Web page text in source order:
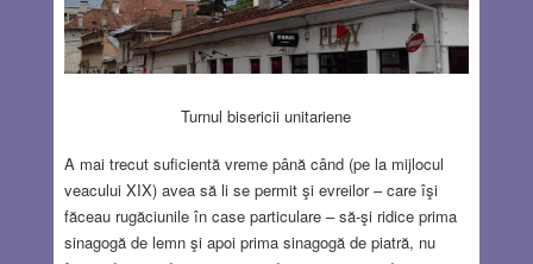
Turnul bisericii unitariene
A mai trecut suficientă vreme până când (pe la mijlocul
veacului XIX) avea să li se permit şi evreilor – care îşi
făceau rugăciunile în case particulare – să-şi ridice prima
sinagogă de lemn şi apoi prima sinagogă de piatră, nu